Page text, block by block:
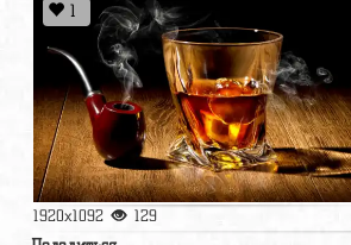
1
1920x1092 129